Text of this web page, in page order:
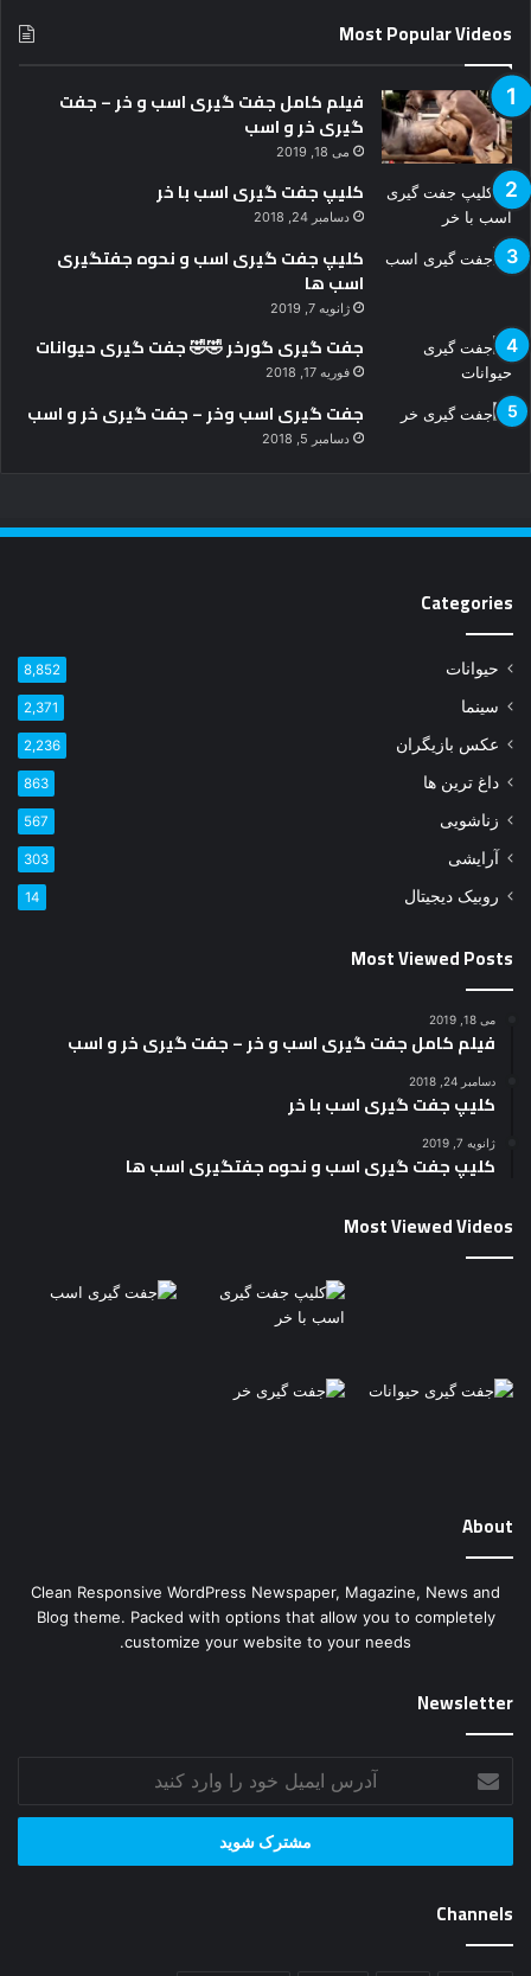
Most Popular Videos
فیلم کامل جفت گیری اسب و خر – جفت
گیری خر و اسب
می 18, 2019
کلیپ جفت گیری اسب با خر
دسامبر 24, 2018
کلیپ جفت گیری اسب و نحوه جفتگیری
اسب ها
ژانویه 7, 2019
جفت گیری گورخر 🤣🤣 جفت گیری حیوانات
فوریه 17, 2018
جفت گیری اسب وخر – جفت گیری خر و اسب
دسامبر 5, 2018
Categories
حیوانات 8,852
سینما 2,371
عکس بازیگران 2,236
داغ ترین ها 863
زناشویی 567
آرایشی 303
روبیک دیجیتال 14
Most Viewed Posts
می 18, 2019
فیلم کامل جفت گیری اسب و خر – جفت گیری خر و اسب
دسامبر 24, 2018
کلیپ جفت گیری اسب با خر
ژانویه 7, 2019
کلیپ جفت گیری اسب و نحوه جفتگیری اسب ها
Most Viewed Videos
customize your website to your needs.
خود
Channels
اجتماعی